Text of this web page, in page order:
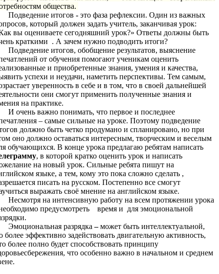
общества.
Подведение итогов -это фаза рефлексии. Один из важных
который должен задать учитель, заканчивая урок:
вы оцениваете сегодняшний урок?» Ответы должны быть
краткими . А зачем нужно подводить итоги?
Подведение итогов, обобщение результатов, выяснение
от обучения помогают ученикам оценить
и приобретенные знания, умения и качества,
успехи и неудачи, наметить перспективы. Тем самым,
уверенность в себе и в том, что в своей дальнейшей
они смогут применить полученные знания и
на практике.
И очень важно понимать, что первое и последнее
– самые сильные на уроке. Поэтому подведение
должно быть четко продумано и спланировано, но при
оно должно оставаться интересным, творческим и веселым
обучающихся. В конце урока предлагаю ребятам написать
, в которой кратко оценить урок и написать
на новый урок. Сильные ребята пишут на
языке, а тем, кому это пока сложно сделать ,
писать на русском. Постепенно все смогут
выражать своё мнение на английском языке.
Несмотря на интенсивную работу на всем протяжении урока
предусмотреть время и для эмоциональной
Эмоциональная разрядка –может быть интеллектуальной,
более эффективно задействовать двигательную активность,
более полно будет способствовать принципу
что особенно важно в начальном и среднем